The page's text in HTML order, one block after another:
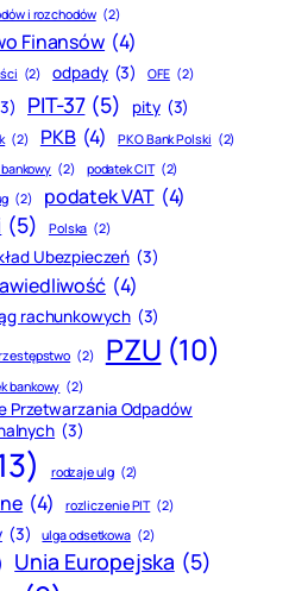
i rozchodów (2)
Finansów (4)
(2) odpady (3) OFE (2)
PIT-37 (5) pity (3)
(2) PKB (4) PKO Bank Polski (2)
(2) podatek CIT (2)
(2) podatek VAT (4)
(5) Polska (2)
Ubezpieczeń (3)
(4)
rachunkowych (3)
(2) PZU (10)
bankowy (2)
Przetwarzania Odpadów
(3)
rodzaje ulg (2)
(4) rozliczenie PIT (2)
(3) ulga odsetkowa (2)
Unia Europejska (5)